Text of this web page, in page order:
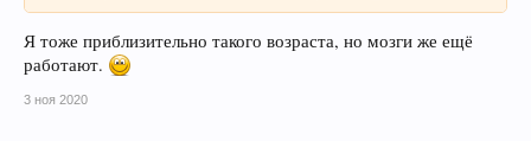
Я тоже приблизительно такого возраста, но мозги же ещё
работают.
3 ноя 2020